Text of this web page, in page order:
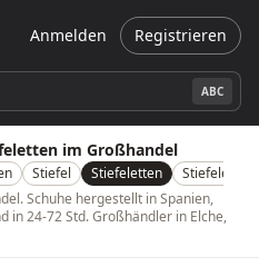
Anmelden Registrieren
ABC
im Großhandel
Stiefel Stiefeletten
Stiefeletten
Schuhe hergestellt in Spanien,
in 24-72 Std. Großhändler in Elche,